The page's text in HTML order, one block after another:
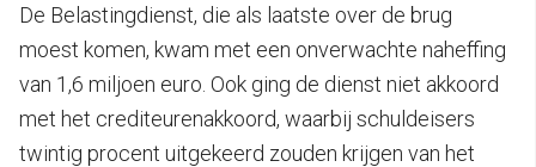
De Belastingdienst, die als laatste over de brug
moest komen, kwam met een onverwachte naheffing
van 1,6 miljoen euro. Ook ging de dienst niet akkoord
met het crediteurenakkoord, waarbij schuldeisers
twintig procent uitgekeerd zouden krijgen van het